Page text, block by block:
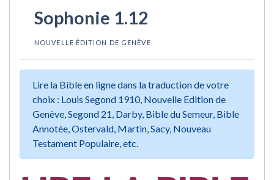
Sophonie 1.12
NOUVELLE ÉDITION DE GENÈVE
Lire la Bible en ligne dans la traduction de votre
choix : Louis Segond 1910, Nouvelle Edition de
Genève, Segond 21, Darby, Bible du Semeur, Bible
Annotée, Ostervald, Martin, Sacy, Nouveau
Testament Populaire, etc.